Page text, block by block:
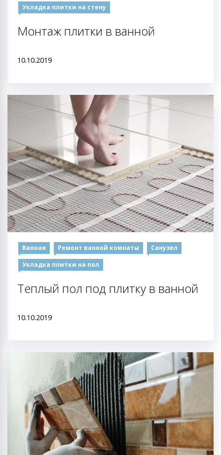
Укладка плитки на стену
Монтаж плитки в ванной
10.10.2019
Ванная Ремонт ванной комнаты
Санузел
Укладка плитки на пол
Теплый пол под плитку в ванной
10.10.2019